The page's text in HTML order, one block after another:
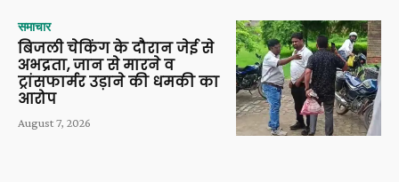
समाचार
बिजली चेकिंग के दौरान जेई से
अभद्रता, जान से मारने व
ट्रांसफार्मर उड़ाने की धमकी का
आरोप
August 7, 2026